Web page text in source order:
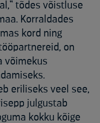
tõdes võistluse
Korraldades
kord ning
on
võimekus
eriliseks veel see,
julgustab
kokku kõige